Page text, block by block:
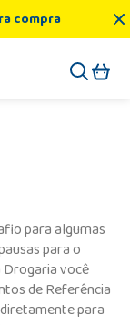
compra
para algumas
para o
Drogaria você
de Referência
para